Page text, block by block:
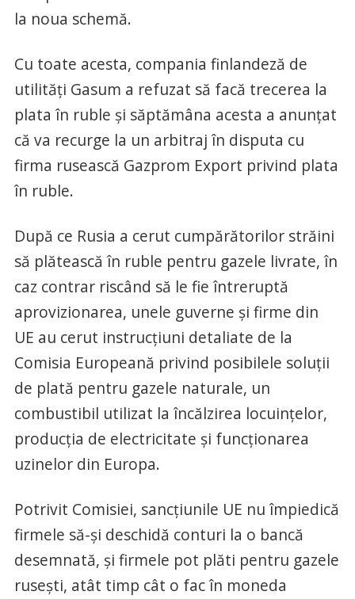
la noua schemă.
Cu toate acesta, compania finlandeză de
utilităţi Gasum a refuzat să facă trecerea la
plata în ruble şi săptămâna acesta a anunţat
că va recurge la un arbitraj în disputa cu
firma rusească Gazprom Export privind plata
în ruble.
După ce Rusia a cerut cumpărătorilor străini
să plătească în ruble pentru gazele livrate, în
caz contrar riscând să le fie întreruptă
aprovizionarea, unele guverne şi firme din
UE au cerut instrucţiuni detaliate de la
Comisia Europeană privind posibilele soluţii
de plată pentru gazele naturale, un
combustibil utilizat la încălzirea locuinţelor,
producţia de electricitate şi funcţionarea
uzinelor din Europa.
Potrivit Comisiei, sancţiunile UE nu împiedică
firmele să-şi deschidă conturi la o bancă
desemnată, şi firmele pot plăti pentru gazele
ruseşti, atât timp cât o fac în moneda